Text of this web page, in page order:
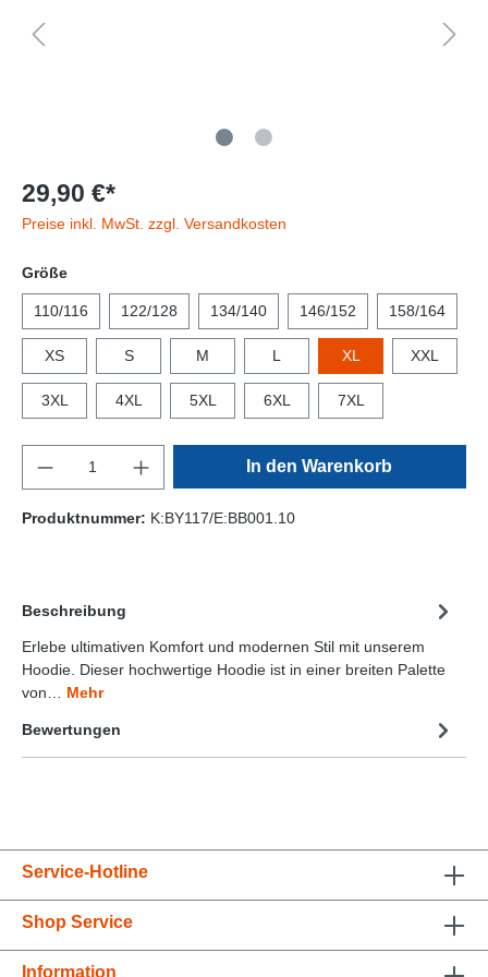
29,90 €*
Preise inkl. MwSt. zzgl. Versandkosten
Größe
110/116 122/128 134/140 146/152 158/164
XS S M L XL XXL
3XL 4XL 5XL 6XL 7XL
In den Warenkorb
Produktnummer: K:BY117/E:BB001.10
Beschreibung
Erlebe ultimativen Komfort und modernen Stil mit unserem
Hoodie. Dieser hochwertige Hoodie ist in einer breiten Palette
von… Mehr
Bewertungen
Service-Hotline
Shop Service
Information